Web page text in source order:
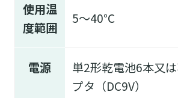
使用温
度範囲
5～40℃
電源
単2形乾電池6本又
プタ（DC9V）